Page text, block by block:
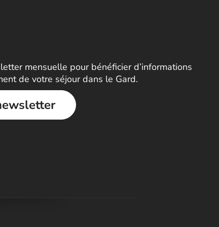
mensuelle pour bénéficier d’informations
de votre séjour dans le Gard.